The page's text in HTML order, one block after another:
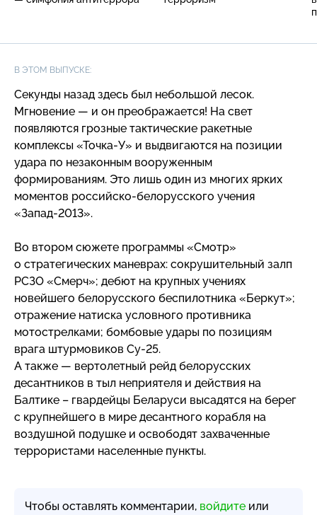
В ЭТОМ ВЫПУСКЕ:
Секунды назад здесь был небольшой лесок.
Мгновение — и он преображается! На свет
появляются грозные тактические ракетные
комплексы «Точка-У» и выдвигаются на позиции
удара по незаконным вооруженным
формированиям. Это лишь один из многих ярких
моментов российско-белорусского учения
«Запад-2013».
Во втором сюжете программы «Смотр»
о стратегических маневрах: сокрушительный залп
РСЗО «Смерч»; дебют на крупных учениях
новейшего белорусского беспилотника «Беркут»;
отражение натиска условного противника
мотострелками; бомбовые удары по позициям
врага штурмовиков Су-25.
А также — вертолетный рейд белорусских
десантников в тыл неприятеля и действия на
Балтике – гвардейцы Беларуси высадятся на берег
с крупнейшего в мире десантного корабля на
воздушной подушке и освободят захваченные
террористами населенные пункты.
Чтобы оставлять комментарии, войдите или